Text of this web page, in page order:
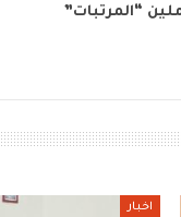
“المرتبات”
اخبار